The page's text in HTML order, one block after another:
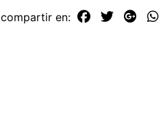
compartir en: